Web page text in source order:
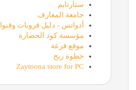
ستارتايم
جامعة المعارف
أدواتس - دليل قروبات
مؤسسة كود الحضارة
موقع فزعة
خطوة ربح
Zaytoona store for PC